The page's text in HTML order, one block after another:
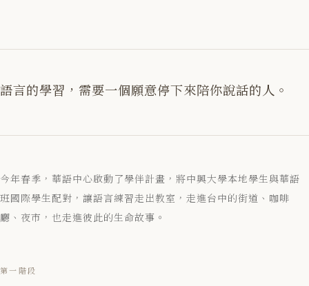
語言的學習，需要一個願意停下來陪你說話的人。
今年春季，華語中心啟動了學伴計畫，將中興大學本地學生與華語
班國際學生配對，讓語言練習走出教室，走進台中的街道、咖啡
廳、夜市，也走進彼此的生命故事。
第一階段